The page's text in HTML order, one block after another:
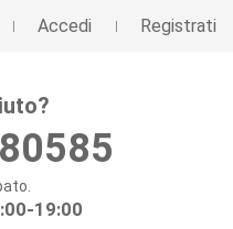
Accedi Registrati
19:00